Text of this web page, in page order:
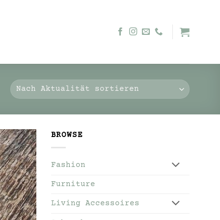
BROWSE
Fashion
Furniture
Living Accessoires